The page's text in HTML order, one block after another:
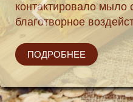
трех
контактировало мыло
благотворное
ПОДРОБНЕЕ